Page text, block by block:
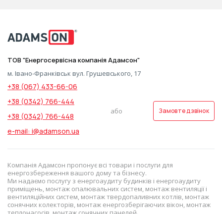
ТОВ "Енергосервісна компанія Адамсон"
м. Івано-Франківськ вул. Грушевського, 17
+38 (067) 433-66-06
+38 (0342) 766-444
+38 (0342) 766-448
e-mail: i@adamson.ua
або Замовте дзвінок
Компанія Адамсон пропонує всі товари і послуги для
енергозбереження вашого дому та бізнесу.
Ми надаємо послугу з енергоаудиту будинків і енергоаудиту
приміщень, монтаж опалювальних систем, монтаж вентиляції і
вентиляційних систем, монтаж твердопаливних котлів, монтаж
сонячних колекторів, монтаж енергозберігаючих вікон, монтаж